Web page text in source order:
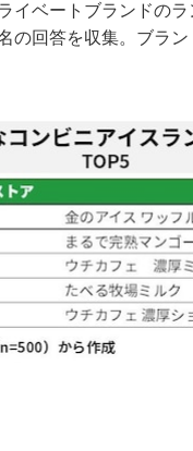
ベートブランドのラ
の回答を収集。ブラ